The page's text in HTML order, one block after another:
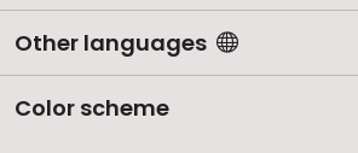
Other languages
Color scheme